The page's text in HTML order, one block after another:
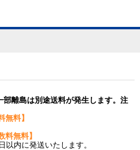
離島は別途送料が発生します。注
無料】
料無料】
以内に発送いたします。